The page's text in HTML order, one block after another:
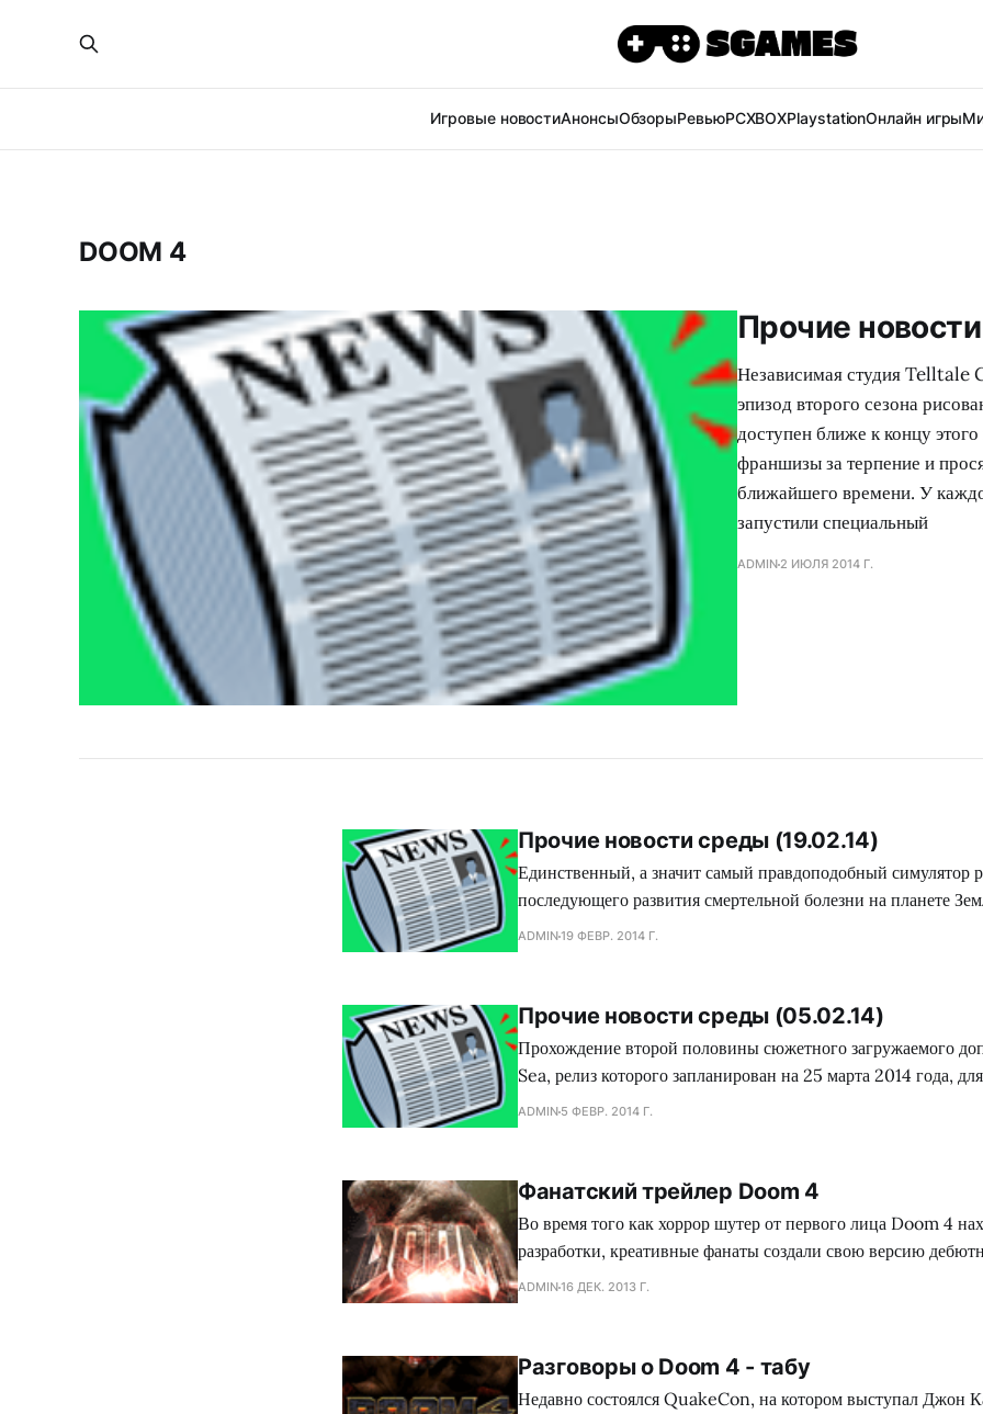
Игровые новостиАнонсыОбзорыРевьюPCXBOXPlaystationОнлайн игры
DOOM 4
Прочие
Независимая студия Telltale
эпизод второго сезона
доступен ближе к концу
франшизы за терпение и
ближайшего времени. У
запустили специальный
ADMIN 2 ИЮЛЯ 2014 Г.
Прочие новости среды (19.02.14)
Единственный, а значит самый правдоподобный симулятор
последующего развития смертельной болезни на планете
Evolved смог перерасти мобильный формат и перейти на
Студия The Creative Assembly пустила
ADMIN19 ФЕВР. 2014 Г.
Прочие новости среды (05.02.14)
Прохождение второй половины сюжетного загружаемого
Sea, релиз которого запланирован на 25 марта 2014 года,
лица BioShock Infinite займет у среднестатистического
ADMIN 5 ФЕВР. 2014 Г.
Фанатский трейлер Doom 4
Во время того как хоррор шутер от первого лица Doom 4
разработки, креативные фанаты создали свою версию
долгожданной игры, посмотрев на которой задаешься
собой небольшую
ADMIN16 ДЕК. 2013 Г.
Разговоры о Doom 4 - табу
Недавно состоялся QuakeCon, на котором выступал Джон